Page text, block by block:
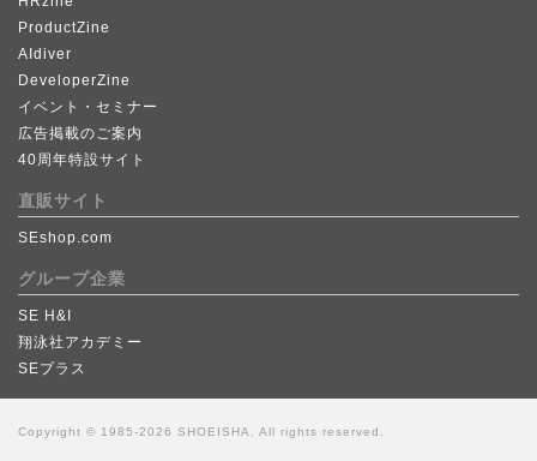
ProductZine
AIdiver
DeveloperZine
イベント・セミナー
広告掲載のご案内
40周年特設サイト
直販サイト
SEshop.com
グループ企業
SE H&I
翔泳社アカデミー
SEプラス
Copyright © 1985-2026 SHOEISHA, All rights reserved.